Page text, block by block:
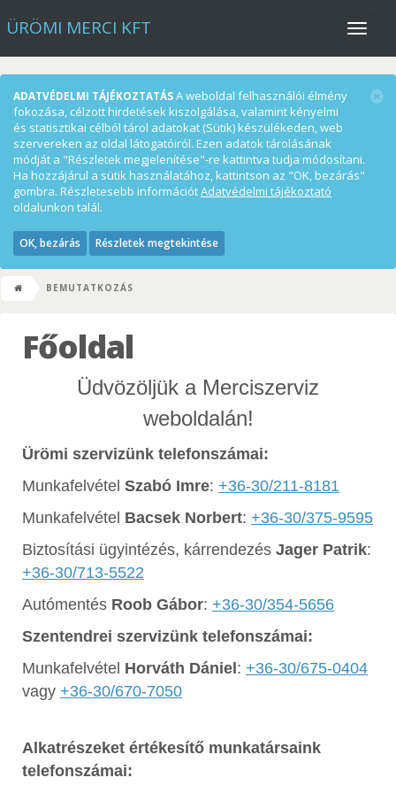
Menü
ÜRÖMI MERCI KFT
ADATVÉDELMI TÁJÉKOZTATÁSA weboldal felhasználói élmény
fokozása, célzott hirdetések kiszolgálása, valamint kényelmi
és statisztikai célból tárol adatokat (Sütik) készülékeden, web
szervereken az oldal látogatóiról. Ezen adatok tárolásának
módját a "Részletek megjelenítése"-re kattintva tudja módosítani.
Ha hozzájárul a sütik használatához, kattintson az "OK, bezárás"
gombra. Részletesebb információtAdatvédelmi tájékoztató
oldalunkon talál.
OK, bezárás Részletek megtekintése
BEMUTATKOZÁS
Főoldal
Üdvözöljük a Merciszerviz
weboldalán!
Ürömi szervizünk telefonszámai:
Munkafelvétel Szabó Imre: +36-30/211-8181
Munkafelvétel Bacsek Norbert: +36-30/375-9595
Biztosítási ügyintézés, kárrendezés Jager Patrik:
+36-30/713-5522
Autómentés Roob Gábor: +36-30/354-5656
Szentendrei szervizünk telefonszámai:
Munkafelvétel Horváth Dániel : +36-30/675-0404
vagy +36-30/670-7050
Alkatrészeket értékesítő munkatársaink
telefonszámai: